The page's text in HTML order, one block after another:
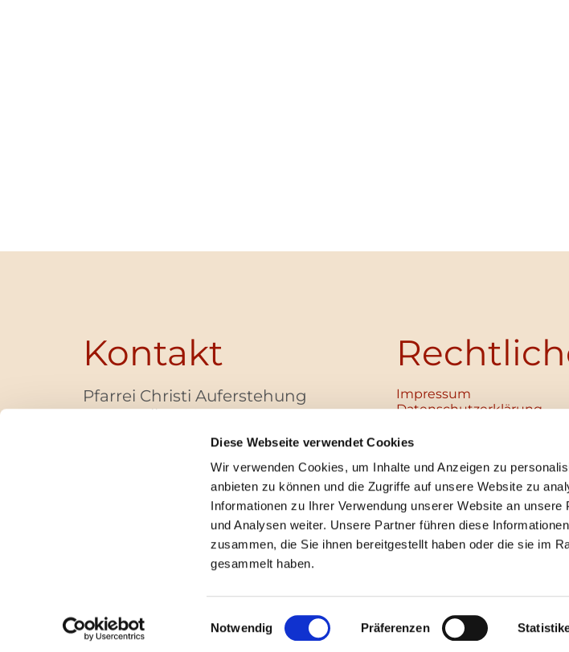
Diese Webseite verwendet Cookies
Wir verwenden Cookies, um Inhalte und Anzeigen zu
anbieten zu können und die Zugriffe auf unsere Website zu
Informationen zu Ihrer Verwendung unserer Website an
und Analysen weiter. Unsere Partner führen diese
zusammen, die Sie ihnen bereitgestellt haben oder die sie im
gesammelt haben.
Einwilligungsauswahl
Notwendig Präferenzen
Kontakt
Pfarrei Christi Auferstehung
Bayernallee 28
+49 (0)30 / 30 00 03 -40
pfarrbuero@christi-auferstehung.net
IBAN DE62 3706 0193 6006 9310 04
Impressum
Datenschutz­erklärung
Institutionelles
Unabhängige
Digitales
Impressum